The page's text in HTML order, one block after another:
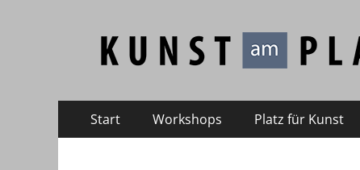
Kunst am Platz
Galerie – Atelier – Kreativ-Events
Primäres
Menü
Inhalt
Start Workshops Platz für Kunst